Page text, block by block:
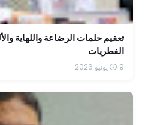
تعقيم حلمات الرضاعة واللهاية
الفطريات
9 يونيو 2026